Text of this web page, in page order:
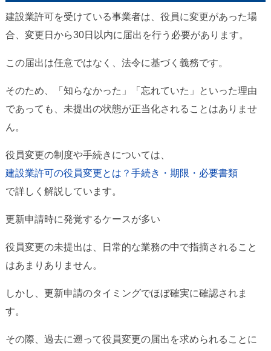
建設業許可を受けている事業者は、役員に変更があった場
合、変更日から30日以内に届出を行う必要があります。
この届出は任意ではなく、法令に基づく義務です。
そのため、「知らなかった」「忘れていた」といった理由
であっても、未提出の状態が正当化されることはありませ
ん。
役員変更の制度や手続きについては、
建設業許可の役員変更とは？手続き・期限・必要書類
で詳しく解説しています。
更新申請時に発覚するケースが多い
役員変更の未提出は、日常的な業務の中で指摘されること
はあまりありません。
しかし、更新申請のタイミングでほぼ確実に確認されま
す。
その際、過去に遡って役員変更の届出を求められることに